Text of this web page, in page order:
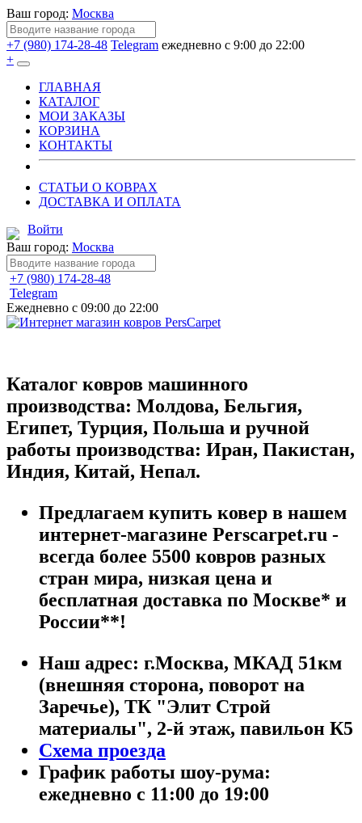
Ваш город: Москва
+7 (980) 174-28-48 Telegram ежедневно с 9:00 до 22:00
+
ГЛАВНАЯ
КАТАЛОГ
МОИ ЗАКАЗЫ
КОРЗИНА
КОНТАКТЫ
СТАТЬИ О КОВРАХ
ДОСТАВКА И ОПЛАТА
Войти
Ваш город: Москва
+7 (980) 174-28-48
Telegram
Ежедневно с 09:00 до 22:00
Каталог ковров машинного
производства: Молдова, Бельгия,
Египет, Турция, Польша и ручной
работы производства: Иран, Пакистан,
Индия, Китай, Непал.
Предлагаем купить ковер в нашем
интернет-магазине Perscarpet.ru -
всегда более 5500 ковров разных
стран мира, низкая цена и
бесплатная доставка по Москве* и
России**!
Наш адрес: г.Москва, МКАД 51км
(внешняя сторона, поворот на
Заречье), ТК "Элит Строй
материалы", 2-й этаж, павильон К5
Схема проезда
График работы шоу-рума:
ежедневно с 11:00 до 19:00